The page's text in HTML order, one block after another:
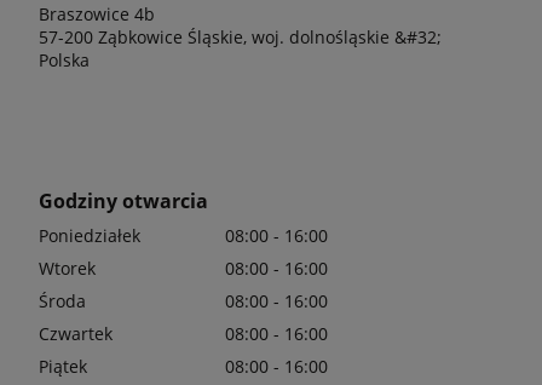
Braszowice 4b
57-200 Ząbkowice Śląskie, woj. dolnośląskie &#32;
Polska
Godziny otwarcia
Poniedziałek
08:00 - 16:00
Wtorek
08:00 - 16:00
Środa
08:00 - 16:00
Czwartek
08:00 - 16:00
Piątek
08:00 - 16:00